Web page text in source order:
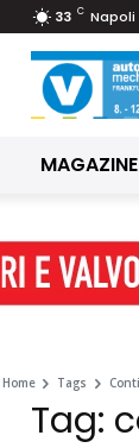
33 C Napoli
MAGAZINE
Home Tags
Tag: